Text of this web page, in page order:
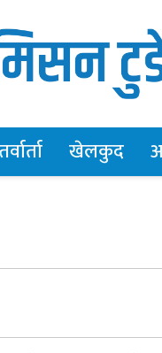
खेलकुद